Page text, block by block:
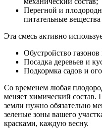
Перегной и
питательные
Эта смесь активно
Обустройство
Посадка деревьев и
Подкормка садов и
Со временем любая
меняет химический состав.
земли нужно обязательно
зеленые зоны вашего
красками, каждую весну.